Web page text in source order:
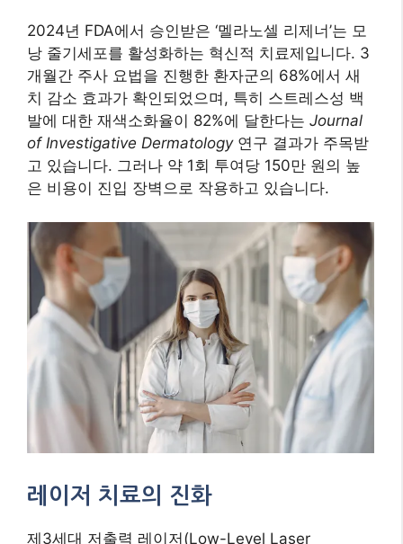
2024년 FDA에서 승인받은 ‘멜라노셀 리제너’는 모
낭 줄기세포를 활성화하는 혁신적 치료제입니다. 3
개월간 주사 요법을 진행한 환자군의 68%에서 새
치 감소 효과가 확인되었으며, 특히 스트레스성 백
발에 대한 재색소화율이 82%에 달한다는 Journal
of Investigative Dermatology연구 결과가 주목받
고 있습니다. 그러나 약 1회 투여당 150만 원의 높
은 비용이 진입 장벽으로 작용하고 있습니다.
레이저 치료의 진화
제3세대 저출력 레이저(Low-Level Laser